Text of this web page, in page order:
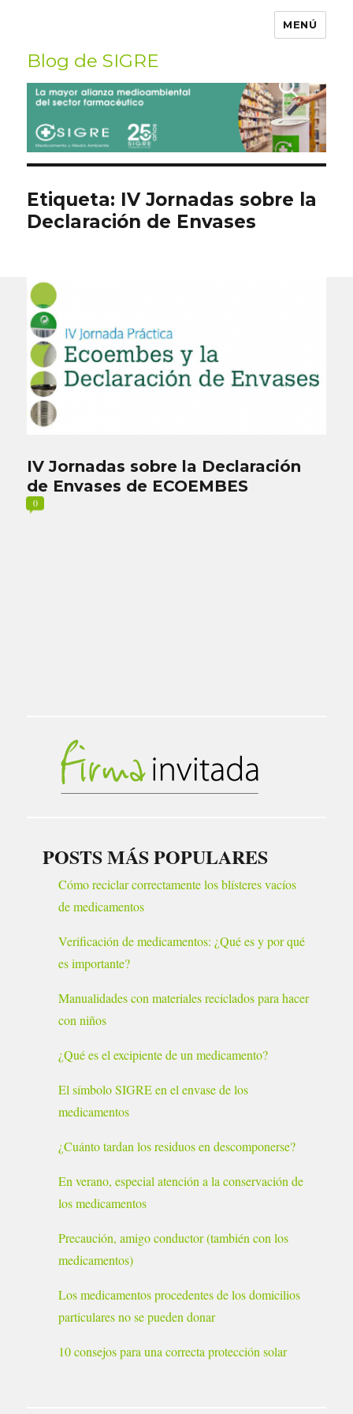
MENÚ
Blog de SIGRE
Buscar
por:
Etiqueta: IV Jornadas sobre la
Declaración de Envases
IV Jornadas sobre la Declaración
de Envases de ECOEMBES
0
POSTS MÁS POPULARES
Cómo reciclar correctamente los blísteres vacíos
de medicamentos
Verificación de medicamentos: ¿Qué es y por qué
es importante?
Manualidades con materiales reciclados para hacer
con niños
¿Qué es el excipiente de un medicamento?
El símbolo SIGRE en el envase de los
medicamentos
¿Cuánto tardan los residuos en descomponerse?
En verano, especial atención a la conservación de
los medicamentos
Precaución, amigo conductor (también con los
medicamentos)
Los medicamentos procedentes de los domicilios
particulares no se pueden donar
10 consejos para una correcta protección solar